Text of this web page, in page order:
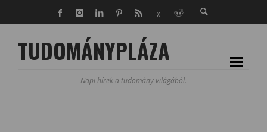
TUDOMÁNYPLÁZA
Napi hírek a tudomány világából.